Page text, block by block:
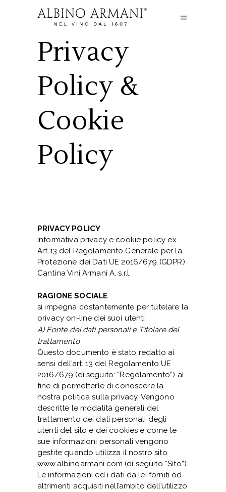
Privacy
Policy &
Cookie
Policy
PRIVACY POLICY
Informativa privacy e cookie policy ex
Art 13 del Regolamento Generale per la
Protezione dei Dati UE 2016/679 (GDPR)
Cantina Vini Armani A. s.r.l.
RAGIONE SOCIALE
si impegna costantemente per tutelare la
privacy on-line dei suoi utenti.
A) Fonte dei dati personali e Titolare del
trattamento
Questo documento è stato redatto ai
sensi dell’art. 13 del Regolamento UE
2016/679 (di seguito: “Regolamento”) al
fine di permetterle di conoscere la
nostra politica sulla privacy. Vengono
descritte le modalità generali del
trattamento dei dati personali degli
utenti del sito e dei cookies e come le
sue informazioni personali vengono
gestite quando utilizza il nostro sito
www.albinoarmani.com (di seguito “Sito”)
Le informazioni ed i dati da lei forniti od
altrimenti acquisiti nell’ambito dell’utilizzo